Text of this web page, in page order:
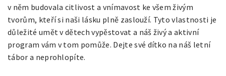
v něm budovala citlivost a vnímavost ke všem živým
tvorům, kteří si naši lásku plně zaslouží. Tyto vlastnosti je
důležité umět v dětech vypěstovat a náš živý a aktivní
program vám v tom pomůže. Dejte své dítko na náš letní
tábor a neprohlopíte.